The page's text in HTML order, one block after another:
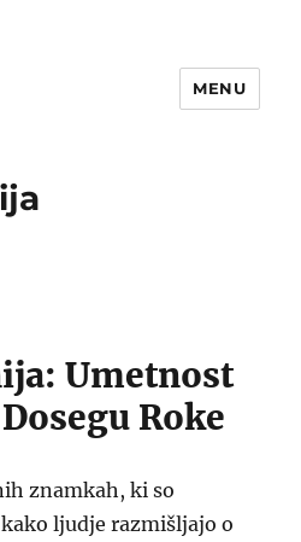
MENU
Umetnost
Roke
znamkah, ki so
ljudje razmišljajo o